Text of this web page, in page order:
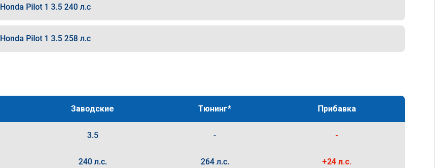
Honda Pilot 1 3.5 240 л.с
Honda Pilot 1 3.5 258 л.с
Заводские Тюнинг* Прибавка
3.5 - -
240 л.с. 264 л.с. +24 л.с.